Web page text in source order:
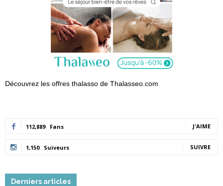
Découvrez les offres thalasso de Thalasseo.com
112,889 Fans J'AIME
1,150 Suiveurs SUIVRE
Derniers articles